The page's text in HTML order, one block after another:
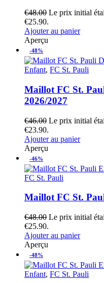
€48.00 Le prix initial
€25.90.
Ajouter au panier
Aperçu
-48%
Enfant, FC St. Pauli
Maillot FC St.
2026/2027
€46.00 Le prix initial
€23.90.
Ajouter au panier
Aperçu
-46%
FC St. Pauli
Maillot FC St.
€48.00 Le prix initial
€25.90.
Ajouter au panier
Aperçu
-48%
Enfant, FC St. Pauli